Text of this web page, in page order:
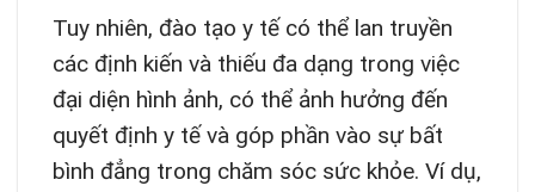
Tuy nhiên, đào tạo y tế có thể lan truyền
các định kiến và thiếu đa dạng trong việc
đại diện hình ảnh, có thể ảnh hưởng đến
quyết định y tế và góp phần vào sự bất
bình đẳng trong chăm sóc sức khỏe. Ví dụ,